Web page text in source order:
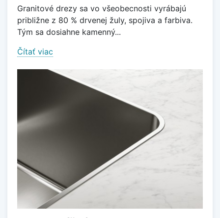
Granitové drezy sa vo všeobecnosti vyrábajú
približne z 80 % drvenej žuly, spojiva a farbiva.
Tým sa dosiahne kamenný...
Čítať viac